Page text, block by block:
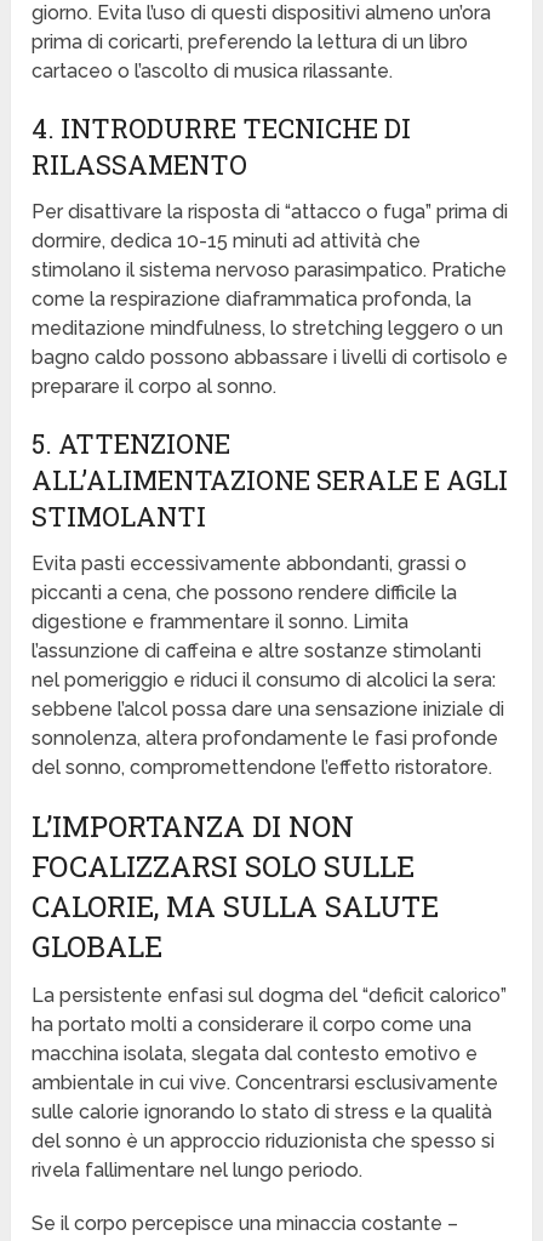
giorno. Evita l’uso di questi dispositivi almeno un’ora
prima di coricarti, preferendo la lettura di un libro
cartaceo o l’ascolto di musica rilassante.
4. INTRODURRE TECNICHE DI
RILASSAMENTO
Per disattivare la risposta di “attacco o fuga” prima di
dormire, dedica 10-15 minuti ad attività che
stimolano il sistema nervoso parasimpatico. Pratiche
come la respirazione diaframmatica profonda, la
meditazione mindfulness, lo stretching leggero o un
bagno caldo possono abbassare i livelli di cortisolo e
preparare il corpo al sonno.
5. ATTENZIONE
ALL’ALIMENTAZIONE SERALE E AGLI
STIMOLANTI
Evita pasti eccessivamente abbondanti, grassi o
piccanti a cena, che possono rendere difficile la
digestione e frammentare il sonno. Limita
l’assunzione di caffeina e altre sostanze stimolanti
nel pomeriggio e riduci il consumo di alcolici la sera:
sebbene l’alcol possa dare una sensazione iniziale di
sonnolenza, altera profondamente le fasi profonde
del sonno, compromettendone l’effetto ristoratore.
L’IMPORTANZA DI NON
FOCALIZZARSI SOLO SULLE
CALORIE, MA SULLA SALUTE
GLOBALE
La persistente enfasi sul dogma del “deficit calorico”
ha portato molti a considerare il corpo come una
macchina isolata, slegata dal contesto emotivo e
ambientale in cui vive. Concentrarsi esclusivamente
sulle calorie ignorando lo stato di stress e la qualità
del sonno è un approccio riduzionista che spesso si
rivela fallimentare nel lungo periodo.
Se il corpo percepisce una minaccia costante –